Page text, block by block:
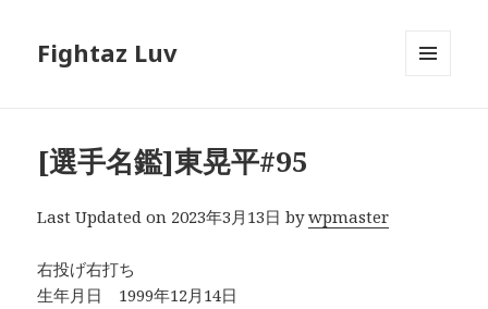
Fightaz Luv
[選手名鑑]東晃平#95
Last Updated on 2023年3月13日 bywpmaster
右投げ右打ち
生年月日 1999年12月14日